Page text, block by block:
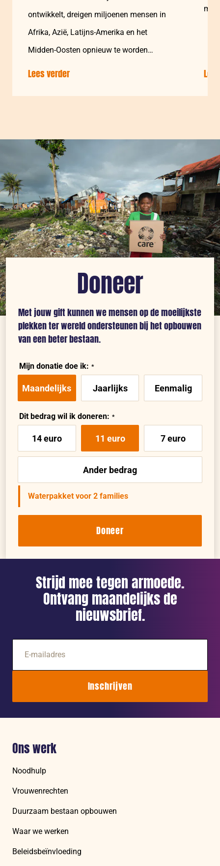
ontwikkelt, dreigen miljoenen mensen in
Afrika, Azië, Latijns-Amerika en het
Midden-Oosten opnieuw te worden
Lees verder
waarschuwt:
170
en
meisjes
lopen
risico
op
honger
door
Niño
Doneer
Met jouw gift kunnen we mensen op de moeilijkste
plekken ter wereld ondersteunen bij het opbouwen
van een beter bestaan.
Mijn donatie doe ik:
Maandelijks Jaarlijks Eenmalig
Dit bedrag wil ik doneren:
14 euro 11 euro 7 euro
Ander bedrag
Waterpakket voor 2 families
Doneer
Strijd mee tegen armoede.
Ontvang maandelijks de
nieuwsbrief.
mailadres
Inschrijven
Ons werk
Noodhulp
Vrouwenrechten
Duurzaam bestaan opbouwen
Waar we werken
Beleidsbeïnvloeding